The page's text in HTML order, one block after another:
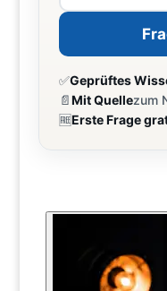
✅Geprüftes
📄Mit Quellezum
🆓Erste Frage